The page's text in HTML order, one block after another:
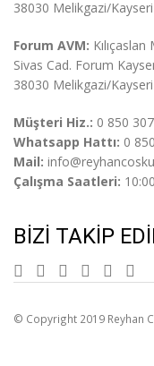
38030 Melikgazi/Kayseri
Forum AVM:
Sivas Cad. Forum
38030 Melikgazi/Kayseri
Müşteri Hiz.: 0 850
Whatsapp Hattı: 0
Mail:
Çalışma Saatleri:
BIZI TAKIP
© Copyright 2019 Reyhan